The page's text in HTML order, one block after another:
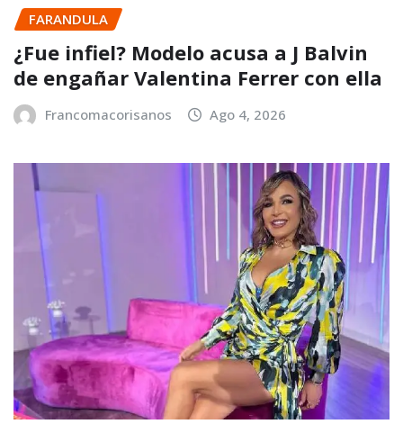
FARANDULA
¿Fue infiel? Modelo acusa a J Balvin
de engañar Valentina Ferrer con ella
Francomacorisanos Ago 4, 2026